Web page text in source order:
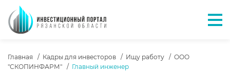
ХЛЕБНЫЕ КРОШКИ
Главная Кадры для инвесторов Ищу работу
ООО
"СКОПИНФАРМ"
Главный инженер